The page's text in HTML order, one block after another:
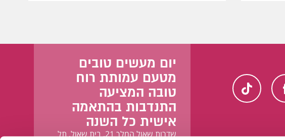
יום מעשים טובים
מטעם עמותת רוח
טובה המציעה
התנדבות בהתאמה
אישית כל השנה
שדרות שאול המלך 21, בית שאול, תל